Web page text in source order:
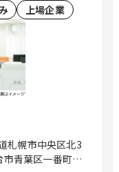
上場企業
札幌市中央区北3
青葉区一番町4-